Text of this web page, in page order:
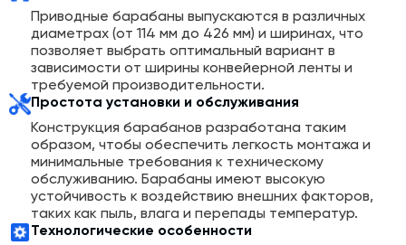
Приводные барабаны выпускаются в различных
диаметрах (от 114 мм до 426 мм) и ширинах, что
позволяет выбрать оптимальный вариант в
зависимости от ширины конвейерной ленты и
требуемой производительности.
Простота установки и обслуживания
Конструкция барабанов разработана таким
образом, чтобы обеспечить легкость монтажа и
минимальные требования к техническому
обслуживанию. Барабаны имеют высокую
устойчивость к воздействию внешних факторов,
таких как пыль, влага и перепады температур.
Технологические особенности